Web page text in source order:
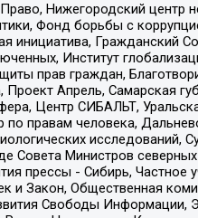
Нижегородский
Фонд борьбы с
инициатива,
Институт
прав граждан,
Проект Апрель, Самарская
Центр СИБАЛЬТ,
по правам человека,
Совета Министров
прессы - Сибирь,
и Закон, Общественная
Свободы